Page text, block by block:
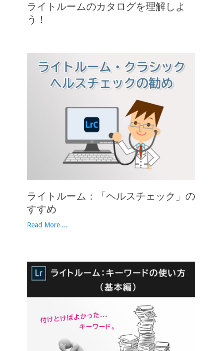
ライトルームのカタログを理解しよ
う！
ライトルーム：「ヘルスチェック」の
すすめ
Read More ...